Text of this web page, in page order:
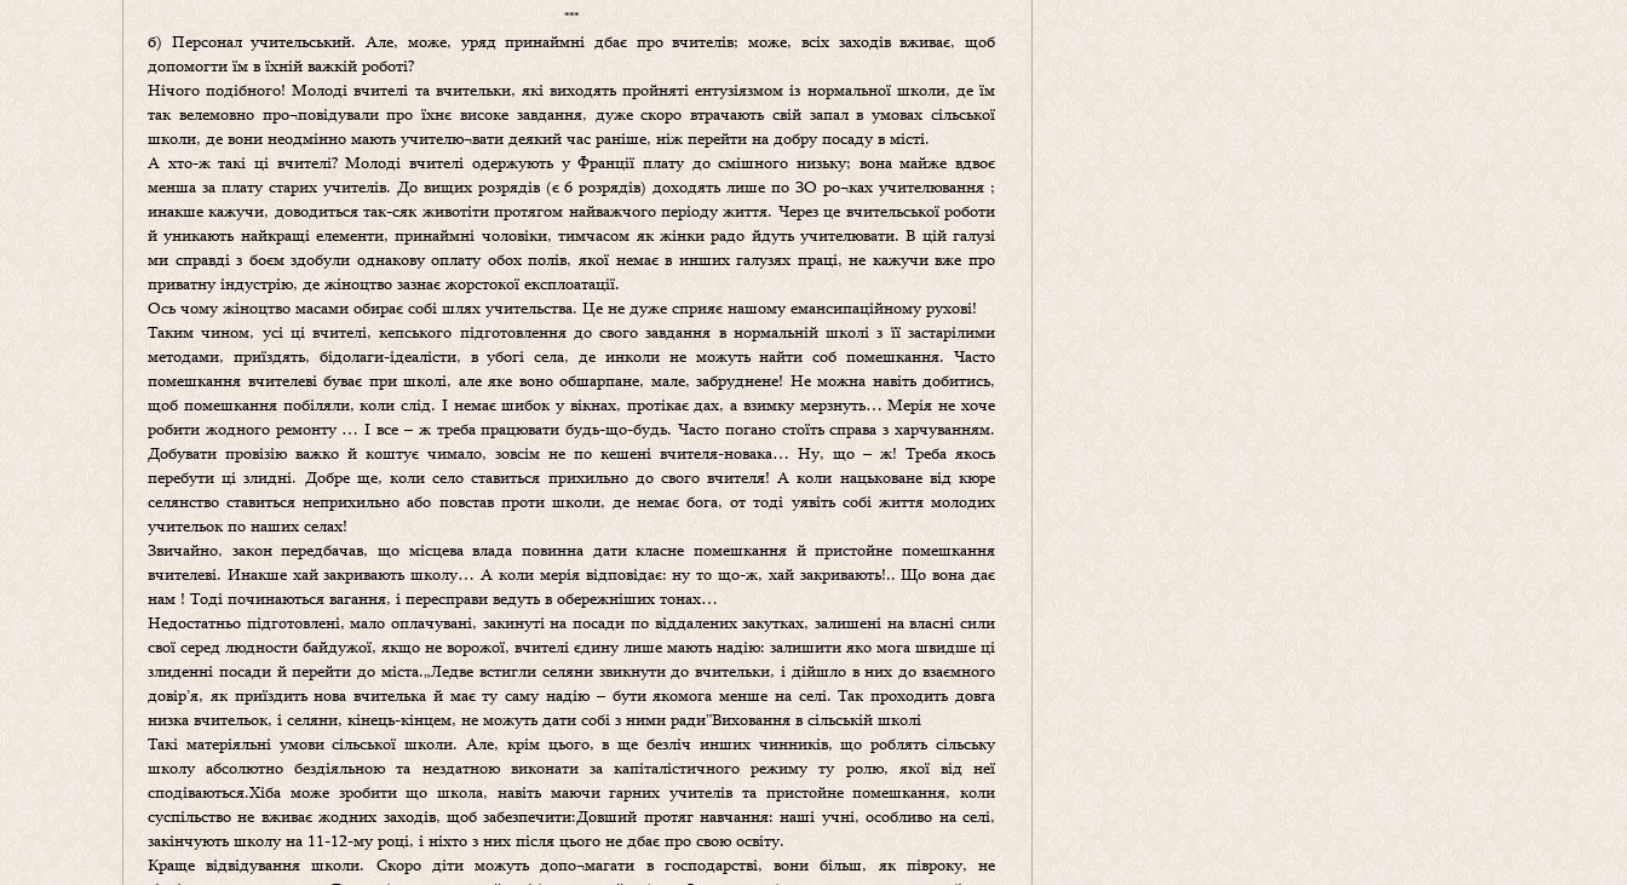
***
б) Персонал учительський. Але, може, уряд принаймні дбає про вчителів; може, всіх заходів вживає, щоб
допомогти їм в їхній важкій роботі?
Нічого подібного! Молоді вчителі та вчительки, які виходять пройняті ентузіязмом із нормальної школи, де їм
так велемовно про¬повідували про їхнє високе завдання, дуже скоро втрачають свій запал в умовах сільської
школи, де вони неодмінно мають учителю¬вати деякий час раніше, ніж перейти на добру посаду в місті.
А хто-ж такі ці вчителі? Молоді вчителі одержують у Франції плату до смішного низьку; вона майже вдвоє
менша за плату старих учителів. До вищих розрядів (є 6 розрядів) доходять лише по ЗО ро¬ках учителювання ;
инакше кажучи, доводиться так-сяк животіти протягом найважчого періоду життя. Через це вчительської роботи
й уникають найкращі елементи, принаймні чоловіки, тимчасом як жінки радо йдуть учителювати. В цій галузі
ми справді з боєм здобули однакову оплату обох полів, якої немає в инших галузях праці, не кажучи вже про
приватну індустрію, де жіноцтво зазнає жорстокої експлоатації.
Ось чому жіноцтво масами обирає собі шлях учительства. Це не дуже сприяє нашому емансипаційному рухові!
Таким чином, усі ці вчителі, кепського підготовлення до свого завдання в нормальній школі з її застарілими
методами, приїздять, бідолаги-ідеалісти, в убогі села, де инколи не можуть найти соб помешкання. Часто
помешкання вчителеві буває при школі, але яке воно обшарпане, мале, забруднене! Не можна навіть добитись,
щоб помешкання побіляли, коли слід. І немає шибок у вікнах, протікає дах, а взимку мерзнуть… Мерія не хоче
робити жодного ремонту … І все – ж треба працювати будь-що-будь. Часто погано стоїть справа з харчуванням.
Добувати провізію важко й коштує чимало, зовсім не по кешені вчителя-новака… Ну, що – ж! Треба якось
перебути ці злидні. Добре ще, коли село ставиться прихильно до свого вчителя! А коли нацьковане від кюре
селянство ставиться неприхильно або повстав проти школи, де немає бога, от тоді уявіть собі життя молодих
учительок по наших селах!
Звичайно, закон передбачав, що місцева влада повинна дати класне помешкання й пристойне помешкання
вчителеві. Инакше хай закривають школу… А коли мерія відповідає: ну то що-ж, хай закривають!.. Що вона дає
нам ! Тоді починаються вагання, і пересправи ведуть в обережніших тонах…
Недостатньо підготовлені, мало оплачувані, закинуті на посади по віддалених закутках, залишені на власні сили
свої серед людности байдужої, якщо не ворожої, вчителі єдину лише мають надію: залишити яко мога швидше ці
злиденні посади й перейти до міста.„Ледве встигли селяни звикнути до вчительки, і дійшло в них до взаємного
довір’я, як приїздить нова вчителька й має ту саму надію – бути якомога менше на селі. Так проходить довга
низка вчительок, і селяни, кінець-кінцем, не можуть дати собі з ними ради”Виховання в сільській школі
Такі матеріяльні умови сільської школи. Але, крім цього, в ще безліч инших чинників, що роблять сільську
школу абсолютно бездіяльною та нездатною виконати за капіталістичного режиму ту ролю, якої від неї
сподіваються.Хіба може зробити що школа, навіть маючи гарних учителів та пристойне помешкання, коли
суспільство не вживає жодних заходів, щоб забезпечити:Довший протяг навчання: наші учні, особливо на селі,
закінчують школу на 11-12-му році, і ніхто з них після цього не дбає про свою освіту.
Краще відвідування школи. Скоро діти можуть допо¬магати в господарстві, вони більш, як півроку, не